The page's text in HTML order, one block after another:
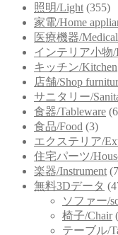
照明/Light (355)
家電/Home
医療機器/Medical
インテリア小物/
キッチン/Kitchen
店舗/Shop
サニタリー/
食器/Tableware
食品/Food (3)
エクステリア/
住宅パーツ/
楽器/Instrument
無料3Dデータ
ソファー/
椅子/Chair
テーブル/